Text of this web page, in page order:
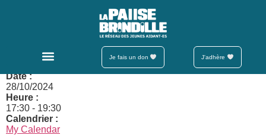
Je fais un don J'adhère
Temps d’échanges en
présentiel 16-25 ans
Date :
28/10/2024
Heure :
17:30 - 19:30
Calendrier :
My Calendar